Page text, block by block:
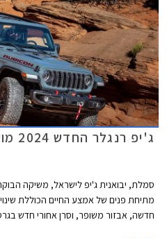
ג'יפ רנגלר החדש 2024 מושק בישראל
מתיחת פנים של אמצע החיים הכוללת
חדשה, אבזור משופר, וסרן אחורי חדש